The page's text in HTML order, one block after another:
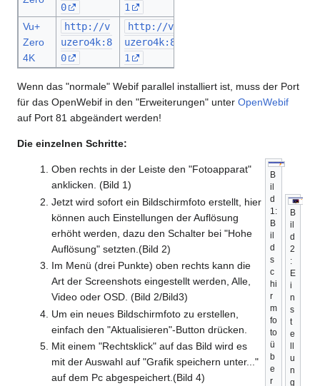
0
1
Vu+
Zero
4K
http://v
uzero4k:8
0
http://v
uzero4k:8
1
Wenn das "normale" Webif parallel installiert ist, muss der Port
für das OpenWebif in den "Erweiterungen" unter OpenWebif
auf Port 81 abgeändert werden!
Die einzelnen Schritte:
Oben rechts in der Leiste den "Fotoapparat"
anklicken. (Bild 1)
Jetzt wird sofort ein Bildschirmfoto erstellt, hier
können auch Einstellungen der Auflösung
erhöht werden, dazu den Schalter bei "Hohe
Auflösung" setzten.(Bild 2)
Im Menü (drei Punkte) oben rechts kann die
Art der Screenshots eingestellt werden, Alle,
Video oder OSD. (Bild 2/Bild3)
Um ein neues Bildschirmfoto zu erstellen,
einfach den "Aktualisieren"-Button drücken.
Mit einem "Rechtsklick" auf das Bild wird es
mit der Auswahl auf "Grafik speichern unter..."
auf dem Pc abgespeichert.(Bild 4)
B
il
d
1:
B
il
d
s
c
hi
r
m
fo
to
ü
b
e
r
B
il
d
2
:
E
i
n
s
t
e
u
n
g